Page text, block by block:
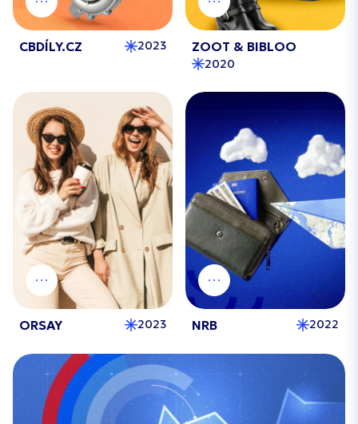
CBDÍLY.CZ 2023 ZOOT & BIBLOO
2020
ORSAY 2023 NRB 2022